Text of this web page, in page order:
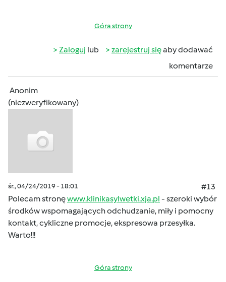
Góra strony
Zaloguj lub zarejestruj sięaby dodawać
komentarze
Anonim
(niezweryfikowany)
śr., 04/24/2019 - 18:01
#13
Polecam stronęwww.klinikasylwetki.xja.pl - szeroki wybór
środków wspomagających odchudzanie, miły i pomocny
kontakt, cykliczne promocje, ekspresowa przesyłka.
Warto!!!
Góra strony